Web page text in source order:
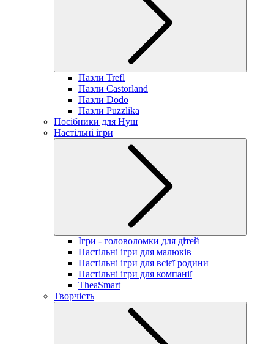
Пазли Trefl
Пазли Castorland
Пазли Dodo
Пазли Puzzlika
Посібники для Нуш
Настільні ігри
Ігри - головоломки для дітей
Настільні ігри для малюків
Настільні ігри для всієї родини
Настільні ігри для компанії
TheaSmart
Творчість